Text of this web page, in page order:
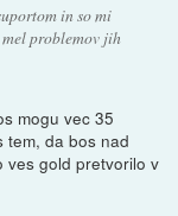
in so mi
problemov jih
mogu vec 35
tem, da bos nad
ves gold pretvorilo v